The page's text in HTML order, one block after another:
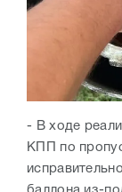
- В ходе
КПП по